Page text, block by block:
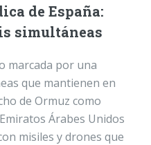
de España:
simultáneas
marcada por una
que mantienen en
de Ormuz como
Árabes Unidos
misiles y drones que